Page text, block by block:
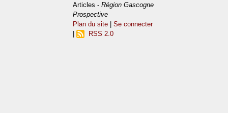
Articles -Région Gascogne
Prospective
Plan du site |Se connecter
RSS 2.0